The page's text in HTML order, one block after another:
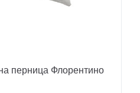
перница Флорентино